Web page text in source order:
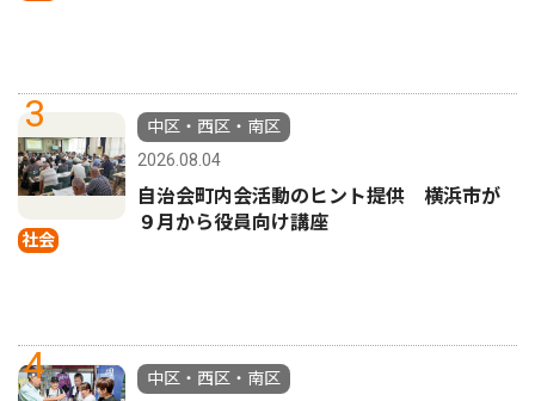
3
社会
中区・西区・南区
2026.08.04
自治会町内会活動のヒント提供 横浜市が
９月から役員向け講座
4
中区・西区・南区